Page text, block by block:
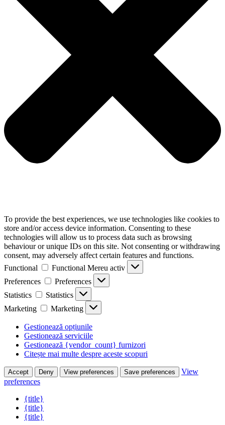
To provide the best experiences, we use technologies like cookies to
store and/or access device information. Consenting to these
technologies will allow us to process data such as browsing
behaviour or unique IDs on this site. Not consenting or withdrawing
consent, may adversely affect certain features and functions.
Functional
Functional Mereu activ
Preferences
Preferences
Statistics
Statistics
Marketing
Marketing
Gestionează opțiunile
Gestionează serviciile
Gestionează {vendor_count} furnizori
Citește mai multe despre aceste scopuri
Accept Deny View preferences Save preferences
View
preferences
{title}
{title}
{title}